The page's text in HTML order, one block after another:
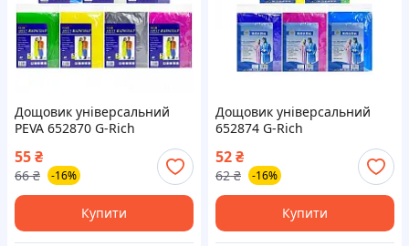
Дощовик універсальний
PEVA 652870 G-Rich
55₴
66 ₴ -16%
Купити
Дощовик універсальний
652874 G-Rich
52₴
62 ₴ -16%
Купити